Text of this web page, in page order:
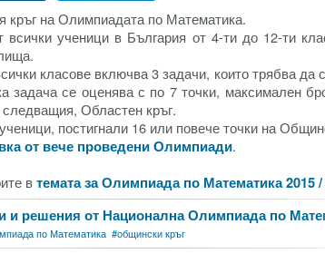
кръг на Олимпиадата по Математика.
всички ученици в България от 4-ти до 12-ти
класове включва 3 задачи, които трябва да
задача се оценява с по 7 точки, максимален
Областен кръг.
постигнали 16 или повече точки на
от вече проведени Олимпиади.
втемата за Олимпиада по Математика 2015
и решения от Национална Олимпиада по
по Математика #общински кръг